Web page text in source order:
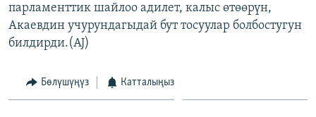
парламенттик шайлоо адилет, калыс өтөөрүн,
Акаевдин учурундагыдай бут тосуулар болбостугун
билдирди.(AJ)
Бөлүшүңүз Катталыңыз